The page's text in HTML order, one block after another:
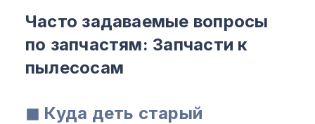
Часто задаваемые вопросы
по запчастям: Запчасти к
пылесосам
◼ Куда деть старый